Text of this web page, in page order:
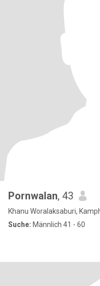
Pornwalan, 43
Khanu Woralaksaburi,
Suche: Männlich 41 - 60